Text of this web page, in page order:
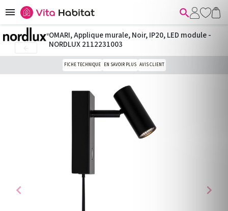
 
chevron_left chevron_right
OMARI, Applique murale, Noir, IP20, LED module -
NORDLUX 2112231003
FICHE TECHNIQUE EN SAVOIR PLUS AVIS CLIENT